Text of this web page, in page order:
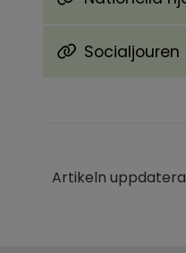
Länk till annan
Socialjouren
Länk till annan
Artikeln